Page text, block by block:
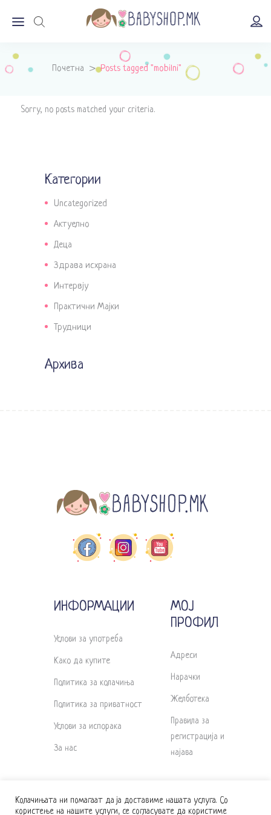
Почетна >Posts tagged "mobilni"
Sorry, no posts matched your criteria.
Категории
Uncategorized
Актуелно
Деца
Здрава исхрана
Интервју
Практични Мајки
Трудници
Архива
ИНФОРМАЦИИ
Услови за употреба
Како да купите
Политика за колачиња
Политика за приватност
Услови за испорака
За нас
МОЈ
ПРОФИЛ
Адреси
Нарачки
Желботека
Правила за
регистрација и
најава
Колачињата ни помагаат да ја доставиме нашата услуга. Со
користење на нашите услуги, се согласувате да користиме